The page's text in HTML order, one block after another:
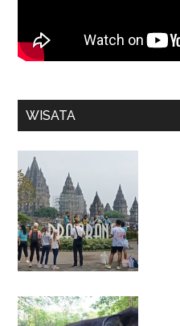
WISATA